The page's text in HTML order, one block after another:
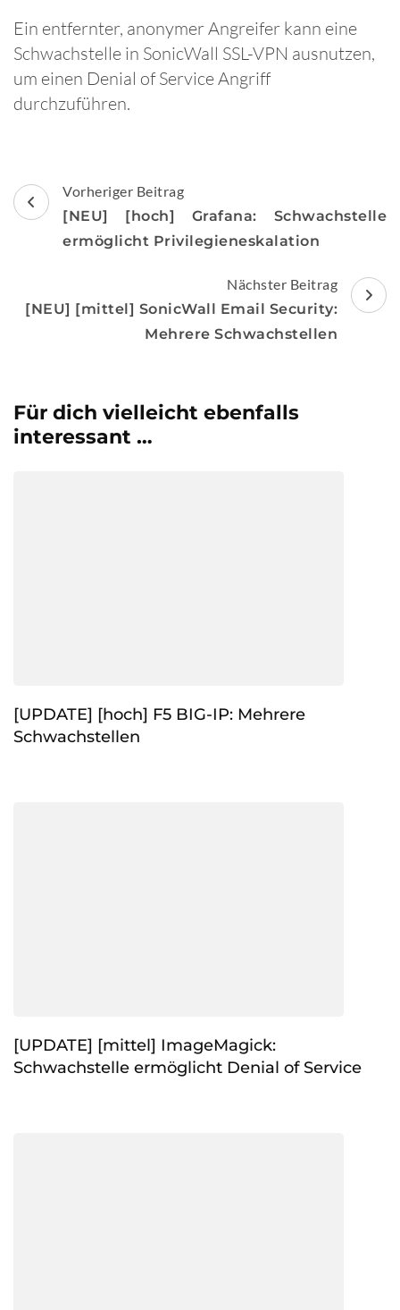
Ein entfernter, anonymer Angreifer kann eine
Schwachstelle in SonicWall SSL-VPN ausnutzen,
um einen Denial of Service Angriff
durchzuführen.
Beitragsnavigation
Vorheriger Beitrag
[NEU] [hoch] Grafana: Schwachstelle
ermöglicht Privilegieneskalation
Nächster Beitrag
[NEU] [mittel] SonicWall Email Security:
Mehrere Schwachstellen
Für dich vielleicht ebenfalls
interessant …
[UPDATE] [hoch] F5 BIG-IP: Mehrere
Schwachstellen
[UPDATE] [mittel] ImageMagick:
Schwachstelle ermöglicht Denial of Service